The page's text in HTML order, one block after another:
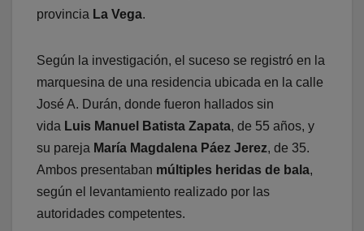
provincia La Vega.
Según la investigación, el suceso se registró en la
marquesina de una residencia ubicada en la calle
José A. Durán, donde fueron hallados sin
vida Luis Manuel Batista Zapata, de 55 años, y
su pareja María Magdalena Páez Jerez, de 35.
Ambos presentaban múltiples heridas de bala,
según el levantamiento realizado por las
autoridades competentes.